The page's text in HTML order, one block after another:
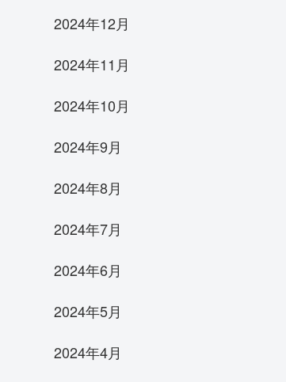
2024年12月
2024年11月
2024年10月
2024年9月
2024年8月
2024年7月
2024年6月
2024年5月
2024年4月